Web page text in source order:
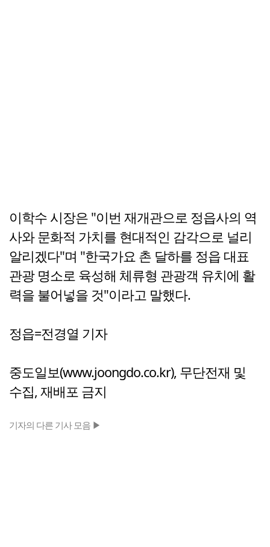
이학수 시장은 "이번 재개관으로 정읍사의 역
사와 문화적 가치를 현대적인 감각으로 널리
알리겠다"며 "한국가요 촌 달하를 정읍 대표
관광 명소로 육성해 체류형 관광객 유치에 활
력을 불어넣을 것"이라고 말했다.
정읍=전경열 기자
중도일보(www.joongdo.co.kr), 무단전재 및
수집, 재배포 금지
기자의 다른 기사 모음 ▶